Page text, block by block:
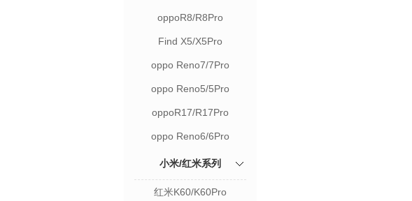
oppoR8/R8Pro
Find X5/X5Pro
oppo Reno7/7Pro
oppo Reno5/5Pro
oppoR17/R17Pro
oppo Reno6/6Pro
小米/红米系列
红米K60/K60Pro